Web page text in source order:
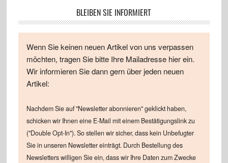
BLEIBEN SIE INFORMIERT
Wenn Sie keinen neuen Artikel von uns verpassen
möchten, tragen Sie bitte Ihre Mailadresse hier ein.
Wir informieren Sie dann gern über jeden neuen
Artikel:
Nachdem Sie auf "Newsletter abonnieren" geklickt haben,
schicken wir Ihnen eine E-Mail mit einem Bestätigungslink zu
("Double Opt-In"). So stellen wir sicher, dass kein Unbefugter
Sie in unseren Newsletter einträgt. Durch Bestellung des
Newsletters willigen Sie ein, dass wir Ihre Daten zum Zwecke